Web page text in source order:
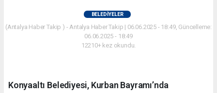
BELEDIYELER
(Antalya Haber Takip ) - Antalya Haber Takip | 06.06.2025 - 18:49, Güncelleme:
06.06.2025 - 18:49
12210+ kez okundu.
Konyaaltı Belediyesi, Kurban Bayramı’nda